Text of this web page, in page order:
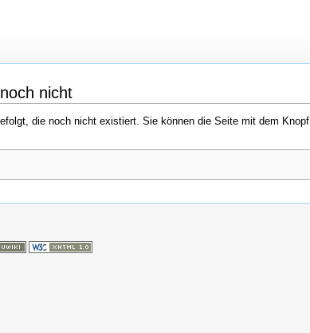
nicht
die noch nicht existiert. Sie können die Seite mit dem Knopf